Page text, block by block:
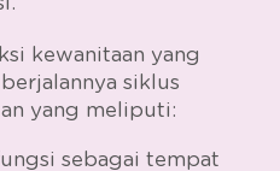
kewanitaan yang
siklus
yang meliputi:
sebagai tempat